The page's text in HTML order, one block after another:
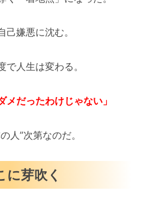
嫌悪に沈む。
人生は変わる。
メだったわけじゃない」
人”次第なのだ。
に芽吹く